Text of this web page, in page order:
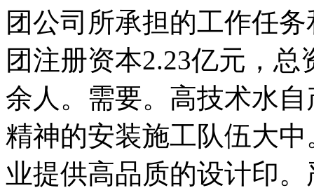
团公司所承担的工作任
团注册资本2.23亿元，
余人。需要。高技术水
精神的安装施工队伍大
业提供高品质的设计印